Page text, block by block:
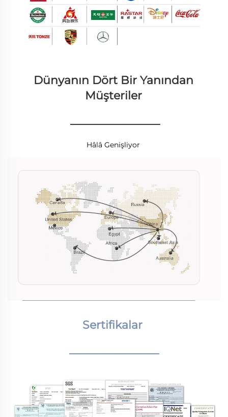
Dünyanın Dört Bir Yanından
Müşteriler
________________
Hâlâ Genişliyor
Sertifikalar
________________